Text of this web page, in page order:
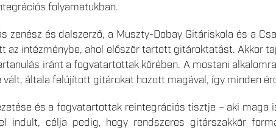
folyamatukban.
zenész és dalszerző, a Muszty-Dobay Gitáriskola és a
az intézménybe, ahol először tartott gitároktatást. Akkor
iránt a fogvatartottak körében. A mostani
általa felújított gitárokat hozott magával, így minden
és a fogvatartottak reintegrációs tisztje – aki maga
indult, célja pedig, hogy rendszeres gitárszakkör